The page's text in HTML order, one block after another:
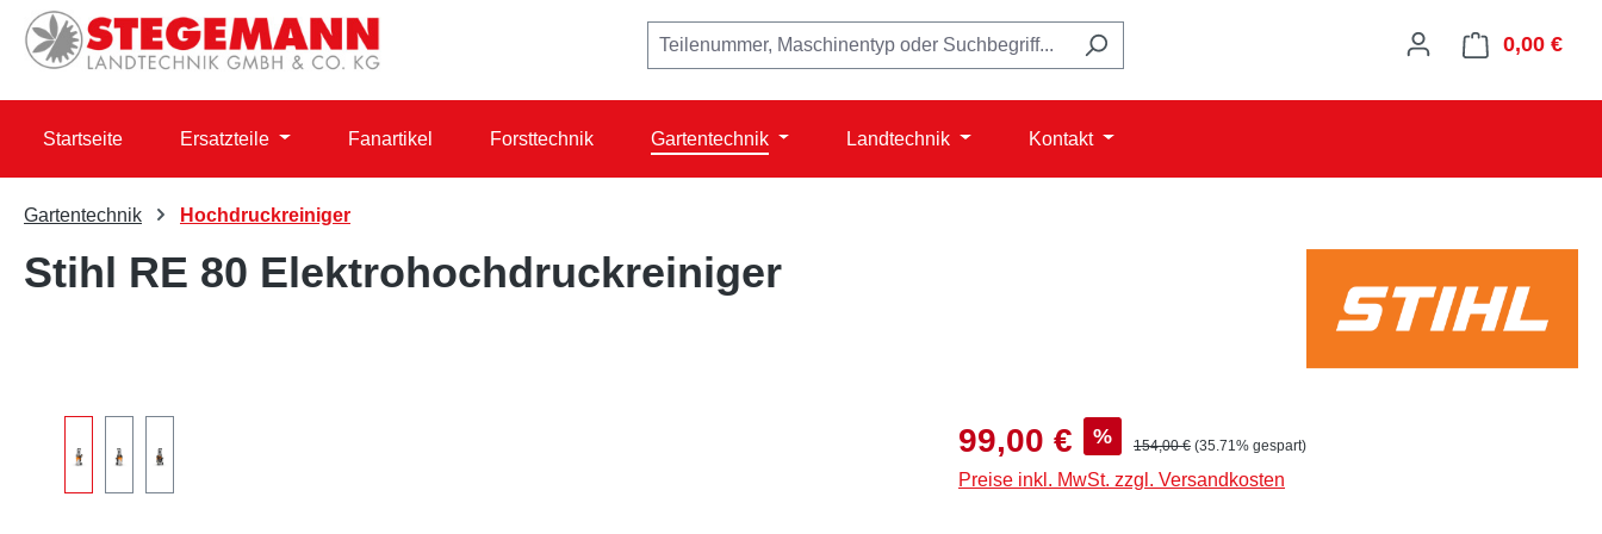
Hauptinhalt springen
Zur Suche springen
Zur Hauptnavigation springen
0,00 €
Startseite Ersatzteile Fanartikel Forsttechnik Gartentechnik Landtechnik Kontakt
Gartentechnik Hochdruckreiniger
Stihl RE 80 Elektrohochdruckreiniger
Verkaufspreis:
99,00 € % Regulärer Preis:
154,00 € (35.71% gespart)
Preise inkl. MwSt. zzgl. Versandkosten